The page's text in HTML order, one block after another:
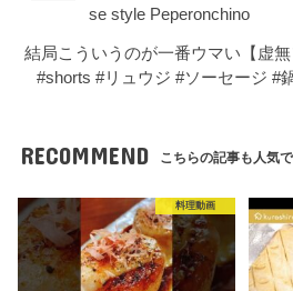
se style Peperonchino
結局こういうのが一番ウマい【虚無
#shorts #リュウジ #ソーセージ #
RECOMMEND こちらの記事も人気で
料理動画